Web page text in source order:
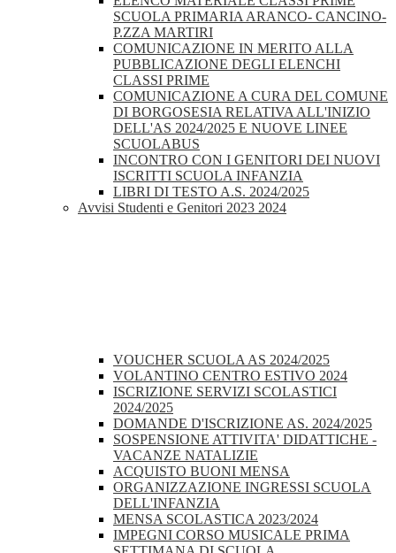
SCUOLA PRIMARIA ARANCO- CANCINO-
P.ZZA MARTIRI
COMUNICAZIONE IN MERITO ALLA
PUBBLICAZIONE DEGLI ELENCHI
CLASSI PRIME
COMUNICAZIONE A CURA DEL COMUNE
DI BORGOSESIA RELATIVA ALL'INIZIO
DELL'AS 2024/2025 E NUOVE LINEE
SCUOLABUS
INCONTRO CON I GENITORI DEI NUOVI
ISCRITTI SCUOLA INFANZIA
LIBRI DI TESTO A.S. 2024/2025
Avvisi Studenti e Genitori 2023 2024
VOUCHER SCUOLA AS 2024/2025
VOLANTINO CENTRO ESTIVO 2024
ISCRIZIONE SERVIZI SCOLASTICI
2024/2025
DOMANDE D'ISCRIZIONE AS. 2024/2025
SOSPENSIONE ATTIVITA' DIDATTICHE -
VACANZE NATALIZIE
ACQUISTO BUONI MENSA
ORGANIZZAZIONE INGRESSI SCUOLA
DELL'INFANZIA
MENSA SCOLASTICA 2023/2024
IMPEGNI CORSO MUSICALE PRIMA